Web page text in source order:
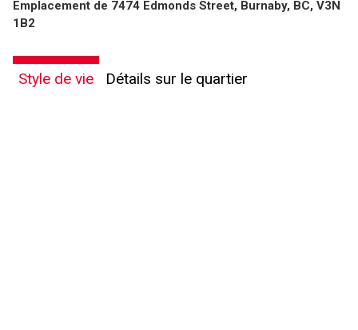
Emplacement de 7474 Edmonds Street, Burnaby, BC, V3N
1B2
Style de vie Détails sur le quartier